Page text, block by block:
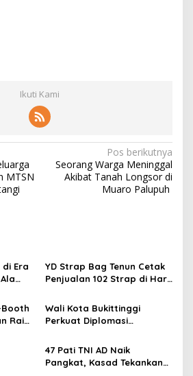
Ikuti Kami
MTSN
Pos berikutnya
Seorang Warga Meninggal
Akibat Tanah Longsor di
Muaro Palupuh
di Era
YD Strap Bag Tenun Cetak
Penjualan 102 Strap di Hari
2026, Bukti Wastra
Nusantara Kian Digemari
Booth
Raih
Wali Kota Bukittinggi
Perkuat Diplomasi
Dubes Belanda dan Jerman
Sukseskan 100 Tahun Jam
Gadang
47 Pati TNI AD Naik
Pangkat, Kasad Tekankan